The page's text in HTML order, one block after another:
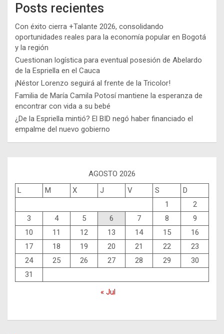
Posts recientes
Con éxito cierra +Talante 2026, consolidando
oportunidades reales para la economía popular en Bogotá
y la región
Cuestionan logística para eventual posesión de Abelardo
de la Espriella en el Cauca
¡Néstor Lorenzo seguirá al frente de la Tricolor!
Familia de María Camila Potosí mantiene la esperanza de
encontrar con vida a su bebé
¿De la Espriella mintió? El BID negó haber financiado el
empalme del nuevo gobierno
AGOSTO 2026
L
M X J V S
D
1
2
3
4 5 6 7 8
9
10
11 12 13 14 15
16
17
18 19 20 21 22
23
24
25 26 27 28 29
30
31
« Jul